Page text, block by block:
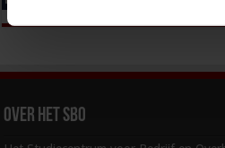
Over het SBO